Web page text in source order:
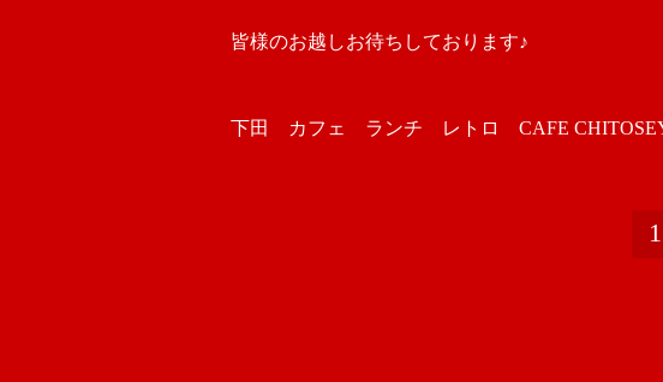
皆様のお越しお待ちしております♪
下田 カフェ ランチ レトロ CAFE
1